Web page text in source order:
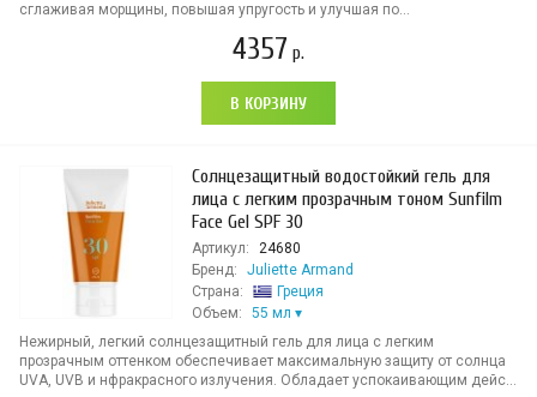
сглаживая морщины, повышая упругость и улучшая по...
4357 р.
В КОРЗИНУ
Солнцезащитный водостойкий гель для
лица с легким прозрачным тоном Sunfilm
Face Gel SPF 30
Артикул:
24680
Бренд:
Juliette Armand
Страна:
Греция
Объем:
55 мл
Нежирный, легкий солнцезащитный гель для лица с легким
прозрачным оттенком обеспечивает максимальную защиту от солнца
UVA, UVB и нфракрасного излучения. Обладает успокаивающим дейс...